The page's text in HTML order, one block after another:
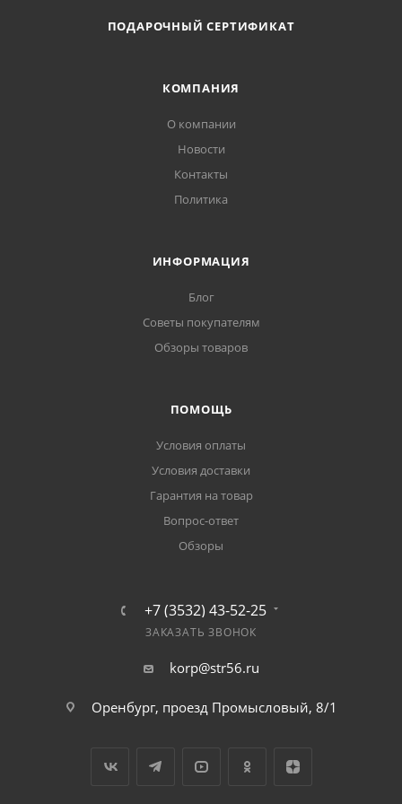
ПОДАРОЧНЫЙ СЕРТИФИКАТ
КОМПАНИЯ
О компании
Новости
Контакты
Политика
ИНФОРМАЦИЯ
Блог
Советы покупателям
Обзоры товаров
ПОМОЩЬ
Условия оплаты
Условия доставки
Гарантия на товар
Вопрос-ответ
Обзоры
+7 (3532) 43-52-25
ЗАКАЗАТЬ ЗВОНОК
korp@str56.ru
Оренбург, проезд Промысловый, 8/1